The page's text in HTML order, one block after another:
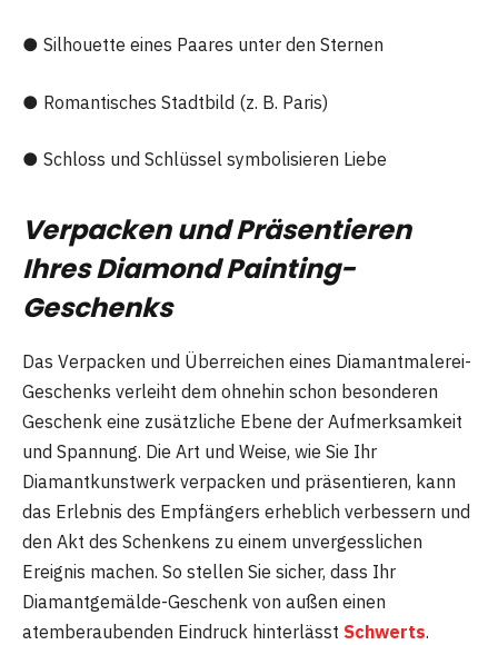
● Silhouette eines Paares unter den Sternen
● Romantisches Stadtbild (z. B. Paris)
● Schloss und Schlüssel symbolisieren Liebe
Verpacken und Präsentieren
Ihres Diamond Painting-
Geschenks
Das Verpacken und Überreichen eines Diamantmalerei-
Geschenks verleiht dem ohnehin schon besonderen
Geschenk eine zusätzliche Ebene der Aufmerksamkeit
und Spannung. Die Art und Weise, wie Sie Ihr
Diamantkunstwerk verpacken und präsentieren, kann
das Erlebnis des Empfängers erheblich verbessern und
den Akt des Schenkens zu einem unvergesslichen
Ereignis machen. So stellen Sie sicher, dass Ihr
Diamantgemälde-Geschenk von außen einen
atemberaubenden Eindruck hinterlässt Schwerts.